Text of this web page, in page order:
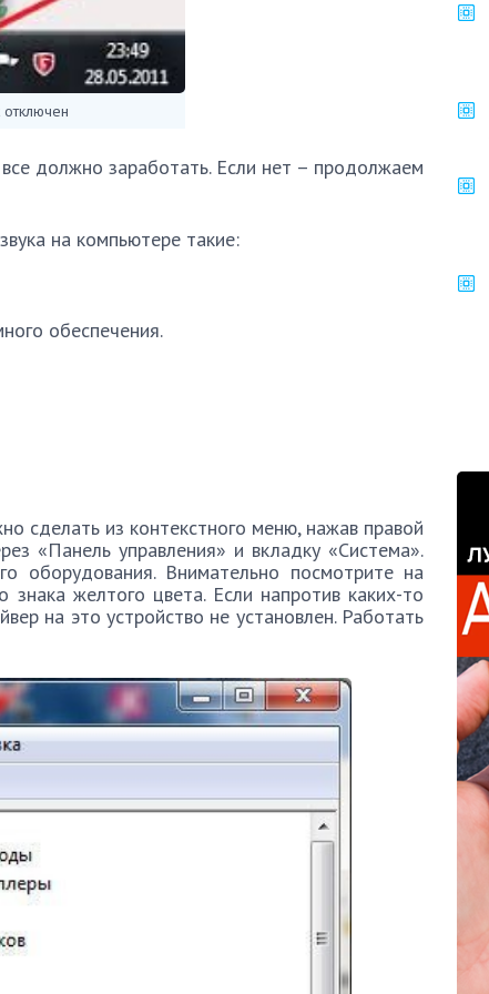
отключен
должно заработать. Если нет – продолжаем
на компьютере такие:
обеспечения.
сделать из контекстного меню, нажав правой
«Панель управления» и вкладку «Система».
оборудования. Внимательно посмотрите на
знака желтого цвета. Если напротив каких-то
на это устройство не установлен. Работать